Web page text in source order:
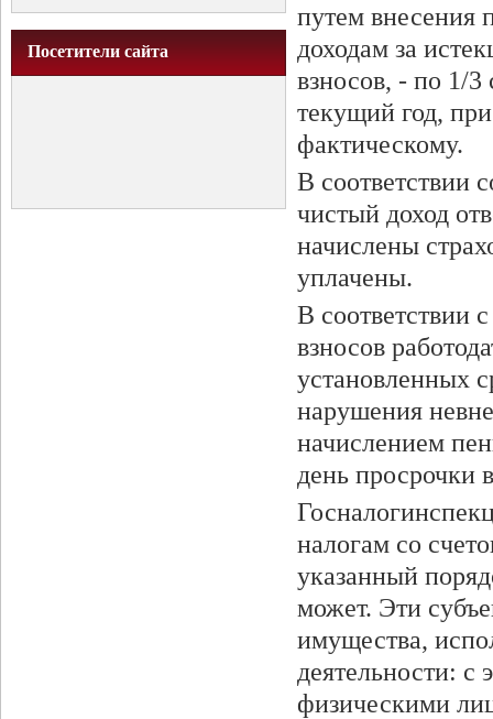
Посетители сайта
путем внесения
доходам за
взносов, - по 1/
текущий год,
фактическому.
В соответствии
чистый доход
начислены
уплачены.
В соответствии
взносов
установленных
нарушения
начислением
день просрочки
налогам со
указанный
может. Эти
имущества,
деятельности: с
физическими